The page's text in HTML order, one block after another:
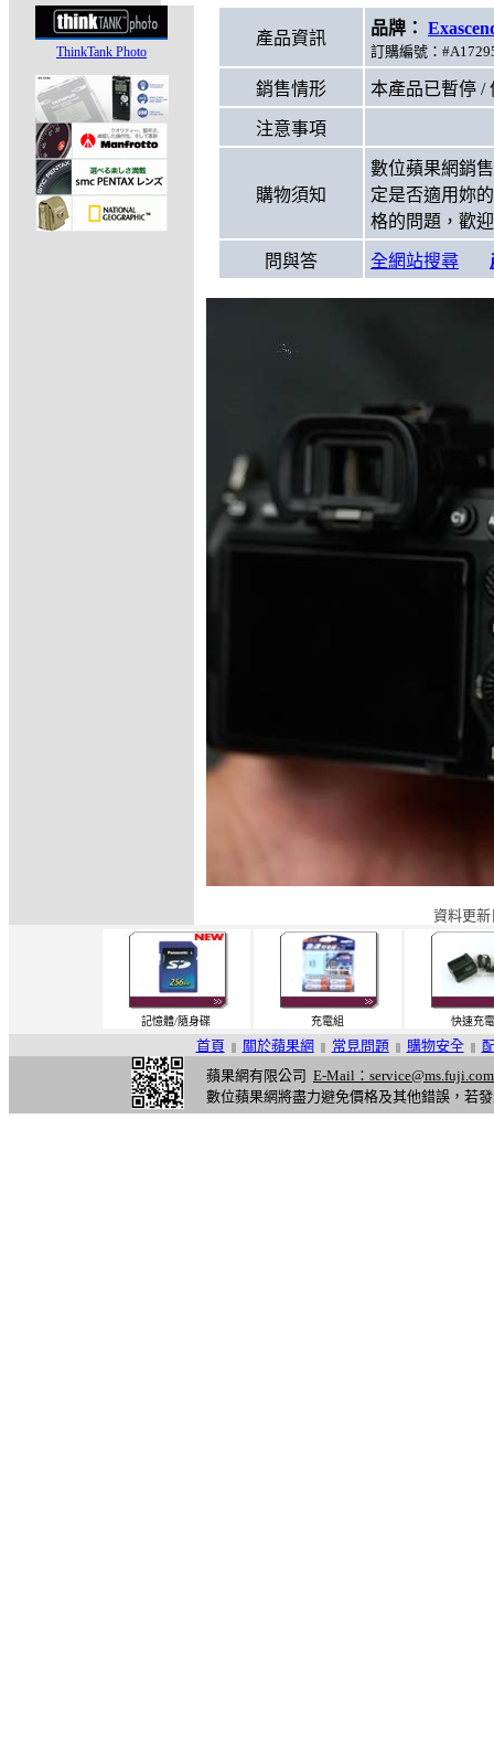
ThinkTank Photo
產品資訊
品牌：
訂購編號：
銷售情形 本產品已暫停 /
注意事項
購物須知
數位蘋果網銷
定是否適用妳
格的問題，歡
問與答 全網站搜尋
資料更
記憶體/隨身碟 充電組 快速充
首頁 || 關於蘋果網 || 常見問題 || 購物安全 ||
蘋果網有限公司 E-Mail：
數位蘋果網將盡力避免價格及其他錯誤，若